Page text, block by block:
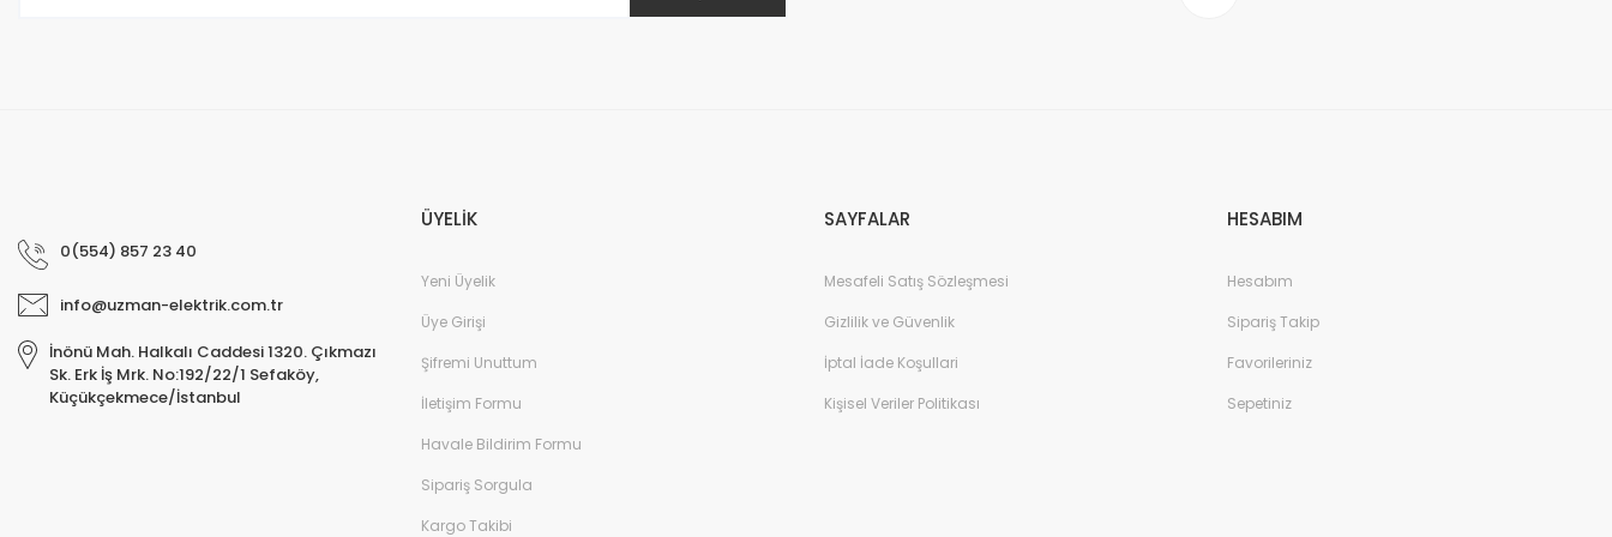
0(554) 857 23 40
info@uzman-elektrik.com.tr
İnönü Mah. Halkalı Caddesi 1320. Çıkmazı
Sk. Erk İş Mrk. No:192/22/1 Sefaköy,
Küçükçekmece/İstanbul
ÜYELİK
Yeni Üyelik
Üye Girişi
Şifremi Unuttum
İletişim Formu
Havale Bildirim Formu
Sipariş Sorgula
Kargo Takibi
SAYFALAR
Mesafeli Satış Sözleşmesi
Gizlilik ve Güvenlik
İptal İade Koşullari
Kişisel Veriler Politikası
HESABIM
Hesabım
Sipariş Takip
Favorileriniz
Sepetiniz